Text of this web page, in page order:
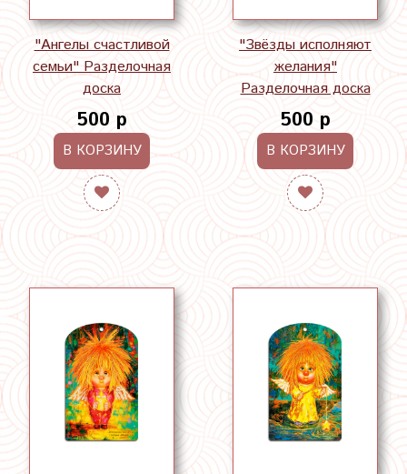
"Ангелы счастливой
семьи" Разделочная
доска
500 р
В КОРЗИНУ
"Звёзды исполняют
желания"
Разделочная доска
500 р
В КОРЗИНУ